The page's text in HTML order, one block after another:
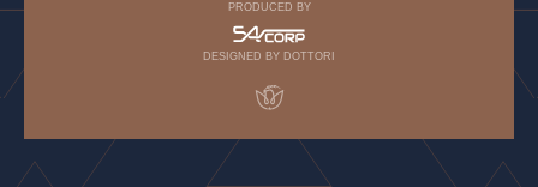
PRODUCED BY
DESIGNED BY DOTTORI